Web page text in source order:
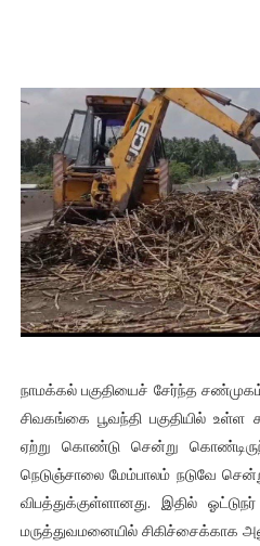
நாமக்கல் பகுதியைச் சேர்ந்த சண்முகம்
சிவகங்கை பூவந்தி பகுதியில்
ஏற்று கொண்டு சென்று
நெடுஞ்சாலை மேம்பாலம் நடுவே
விபத்துக்குள்ளானது. இதில்
மருத்துவமனையில் சிகிச்சைக்காக